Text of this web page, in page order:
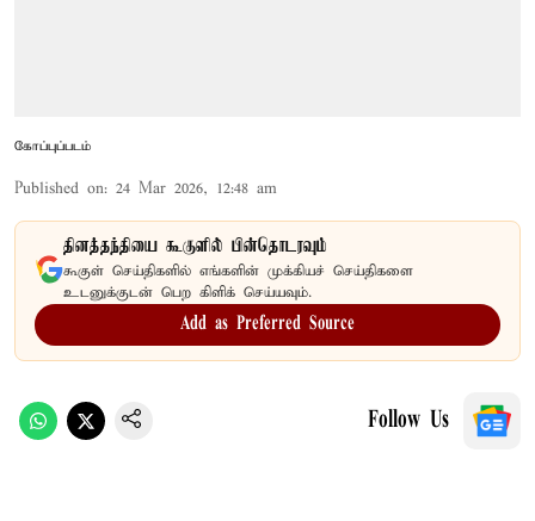
கோப்புப்படம்
Published on: 24 Mar 2026, 12:48 am
தினத்தந்தியை கூகுளில் பின்தொடரவும்
கூகுள் செய்திகளில் எங்களின் முக்கியச் செய்திகளை
உடனுக்குடன் பெற கிளிக் செய்யவும்.
Add as Preferred Source
Follow Us